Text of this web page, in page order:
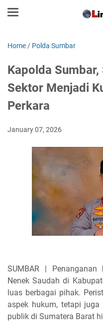
Home / Polda Sumbar
Kapolda
Sektor Menjadi
Perkara
January 07, 2026
SUMBAR | Penanganan
Nenek Saudah di
luas berbagai pihak.
aspek hukum, tetapi
publik di Sumatera Barat